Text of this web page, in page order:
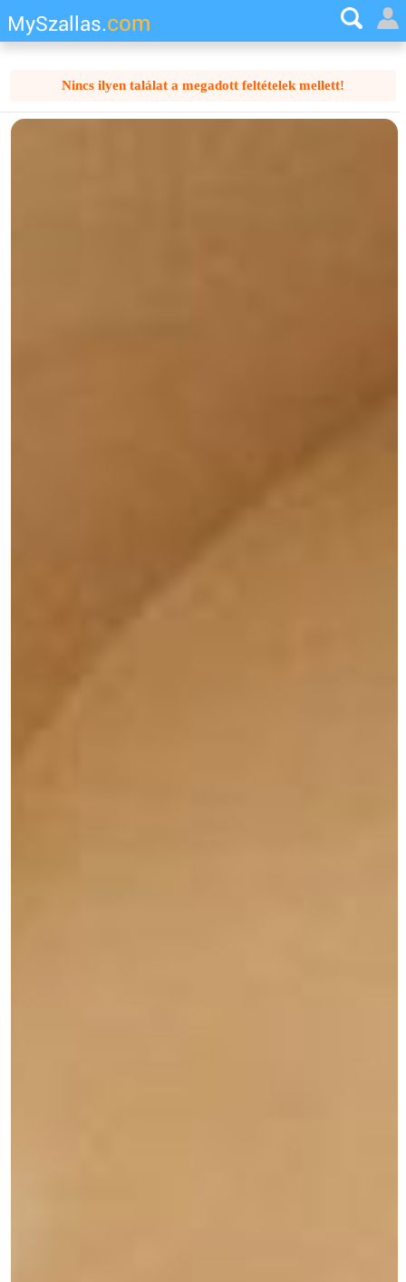
MySzallas.com
Nincs ilyen találat a megadott feltételek mellett!